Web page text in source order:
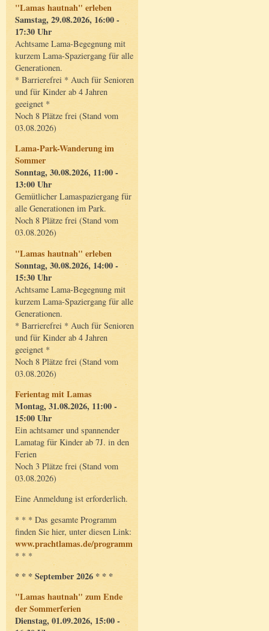
"Lamas hautnah" erleben
Samstag, 29.08.2026, 16:00 -
17:30 Uhr
Achtsame Lama-Begegnung mit
kurzem Lama-Spaziergang für alle
Generationen.
* Barrierefrei * Auch für Senioren
und für Kinder ab 4 Jahren
geeignet *
Noch 8 Plätze frei (Stand vom
03.08.2026)
Lama-Park-Wanderung im
Sommer
Sonntag, 30.08.2026, 11:00 -
13:00 Uhr
Gemütlicher Lamaspaziergang für
alle Generationen im Park.
Noch 8 Plätze frei (Stand vom
03.08.2026)
"Lamas hautnah" erleben
Sonntag, 30.08.2026, 14:00 -
15:30 Uhr
Achtsame Lama-Begegnung mit
kurzem Lama-Spaziergang für alle
Generationen.
* Barrierefrei * Auch für Senioren
und für Kinder ab 4 Jahren
geeignet *
Noch 8 Plätze frei (Stand vom
03.08.2026)
Ferientag mit Lamas
Montag, 31.08.2026, 11:00 -
15:00 Uhr
Ein achtsamer und spannender
Lamatag für Kinder ab 7J. in den
Ferien
Noch 3 Plätze frei (Stand vom
03.08.2026)
Eine Anmeldung ist erforderlich.
* * * Das gesamte Programm
finden Sie hier, unter diesen Link:
www.prachtlamas.de/programm
* * *
* * * September 2026 * * *
"Lamas hautnah" zum Ende
der Sommerferien
Dienstag, 01.09.2026, 15:00 -